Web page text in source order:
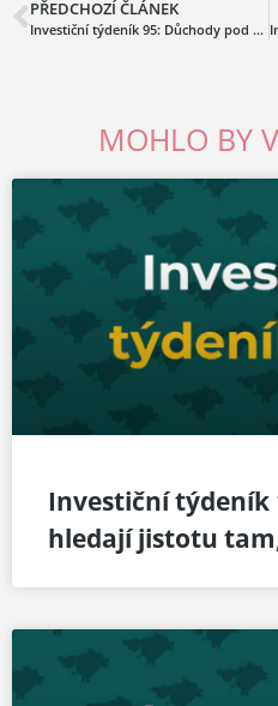
PŘEDCHOZÍ ČLÁNEK
Investiční týdeník 95: Důchody pod tlakem, komodity na houpačce a mýty investičních strategií
MOHLO BY
Investiční týdeník
hledají jistotu